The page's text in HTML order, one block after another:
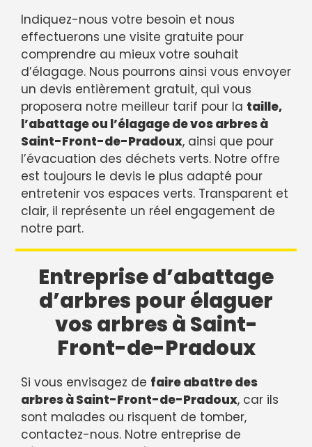
Indiquez-nous votre besoin et nous
effectuerons une visite gratuite pour
comprendre au mieux votre souhait
d’élagage. Nous pourrons ainsi vous envoyer
un devis entièrement gratuit, qui vous
proposera notre meilleur tarif pour la taille,
l’abattage ou l’élagage de vos arbres à
Saint-Front-de-Pradoux, ainsi que pour
l’évacuation des déchets verts. Notre offre
est toujours le devis le plus adapté pour
entretenir vos espaces verts. Transparent et
clair, il représente un réel engagement de
notre part.
Entreprise d’abattage
d’arbres pour élaguer
vos arbres à Saint-
Front-de-Pradoux
Si vous envisagez de faire abattre des
arbres à Saint-Front-de-Pradoux, car ils
sont malades ou risquent de tomber,
contactez-nous. Notre entreprise de